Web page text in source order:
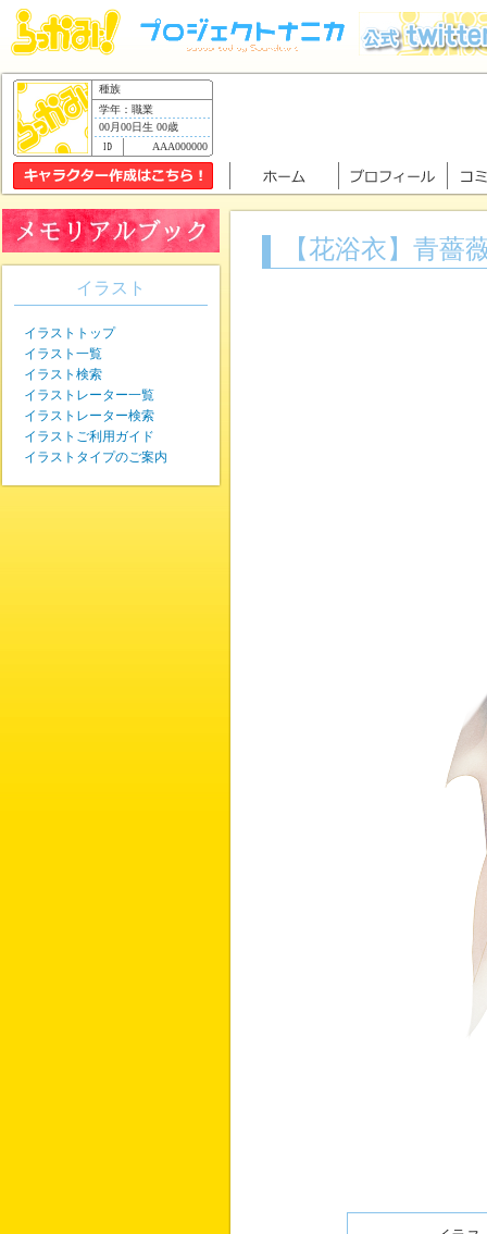
種族
学年：職業
00月00日生 00歳
AAA000000
【花浴衣】青薔
イラスト
イラストトップ
イラスト一覧
イラスト検索
イラストレーター一覧
イラストレーター検索
イラストご利用ガイド
イラストタイプのご案内